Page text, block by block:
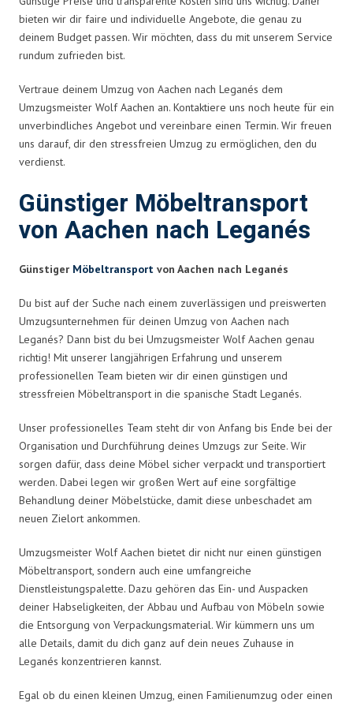
bieten wir dir faire und individuelle Angebote, die genau zu
deinem Budget passen. Wir möchten, dass du mit unserem Service
rundum zufrieden bist.
Vertraue deinem Umzug von Aachen nach Leganés dem
Umzugsmeister Wolf Aachen an. Kontaktiere uns noch heute für ein
unverbindliches Angebot und vereinbare einen Termin. Wir freuen
uns darauf, dir den stressfreien Umzug zu ermöglichen, den du
verdienst.
Günstiger Möbeltransport
von Aachen nach Leganés
Günstiger Möbeltransport von Aachen nach Leganés
Du bist auf der Suche nach einem zuverlässigen und preiswerten
Umzugsunternehmen für deinen Umzug von Aachen nach
Leganés? Dann bist du bei Umzugsmeister Wolf Aachen genau
richtig! Mit unserer langjährigen Erfahrung und unserem
professionellen Team bieten wir dir einen günstigen und
stressfreien Möbeltransport in die spanische Stadt Leganés.
Unser professionelles Team steht dir von Anfang bis Ende bei der
Organisation und Durchführung deines Umzugs zur Seite. Wir
sorgen dafür, dass deine Möbel sicher verpackt und transportiert
werden. Dabei legen wir großen Wert auf eine sorgfältige
Behandlung deiner Möbelstücke, damit diese unbeschadet am
neuen Zielort ankommen.
Umzugsmeister Wolf Aachen bietet dir nicht nur einen günstigen
Möbeltransport, sondern auch eine umfangreiche
Dienstleistungspalette. Dazu gehören das Ein- und Auspacken
deiner Habseligkeiten, der Abbau und Aufbau von Möbeln sowie
die Entsorgung von Verpackungsmaterial. Wir kümmern uns um
alle Details, damit du dich ganz auf dein neues Zuhause in
Leganés konzentrieren kannst.
Egal ob du einen kleinen Umzug, einen Familienumzug oder einen